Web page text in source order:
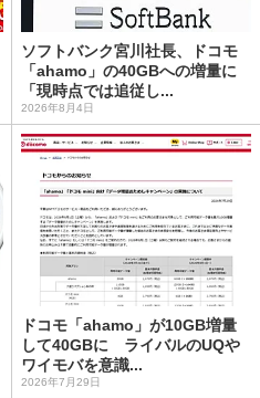
ソフトバンク宮川社長、ドコモ
「ahamo」の40GBへの増量に
「現時点では追従し...
2026年8月4日
ドコモ「ahamo」が10GB増量
して40GBに ライバルのUQや
ワイモバを意識...
2026年7月29日